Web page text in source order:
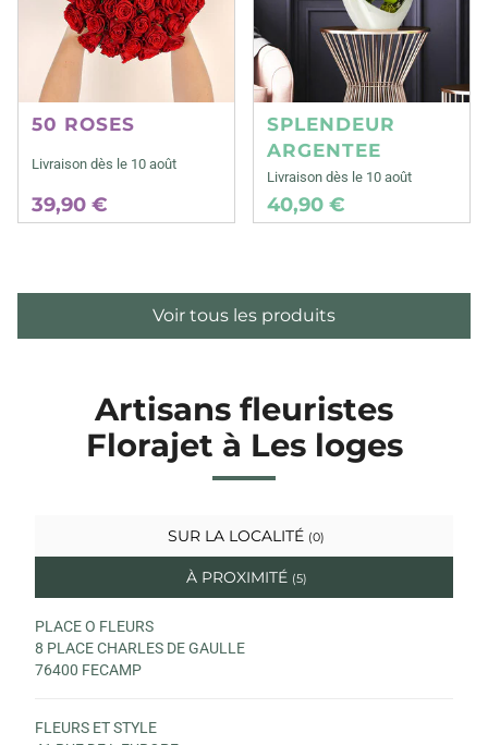
50 ROSES
Livraison dès le 10 août
39,90 €
SPLENDEUR
ARGENTEE
Livraison dès le 10 août
40,90 €
Voir tous les produits
Artisans fleuristes
Florajet à Les loges
SUR LA LOCALITÉ (0)
À PROXIMITÉ (5)
PLACE O FLEURS
8 PLACE CHARLES DE GAULLE
76400 FECAMP
FLEURS ET STYLE